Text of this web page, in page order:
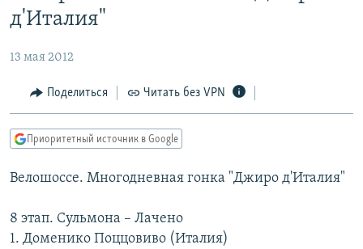
основному
Вернутся
Вернутся
поиску
АВТОРСКИЕ ПРОЕКТЫ
МНЕНИЯ
КУЛЬТУРА
КАВКАЗ.РЕАЛИИ
СЕВЕР.РЕАЛИИ
СИБИРЬ.РЕАЛИИ
РАСПИСАНИЕ ВЕЩАНИЯ
д'Италия"
13 мая 2012
Поделиться Читать без VPN
Приоритетный источник в Google
Велошоссе. Многодневная гонка "Джиро д'Италия"
8 этап. Сульмона – Лачено
1. Доменико Поццовиво (Италия)